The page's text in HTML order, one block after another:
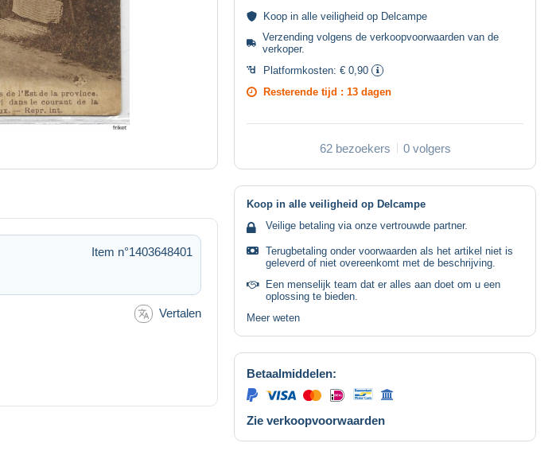
Koop in alle veiligheid op Delcampe
Verzending volgens deverkoopvoorwaarden van de
verkoper.
Platformkosten: € 0,90
Resterende tijd : 13 dagen
62 bezoekers 0 volgers
Item n°1403648401
Vertalen
Koop in alle veiligheid op Delcampe
Veilige betaling via onze vertrouwde partner.
Terugbetaling onder voorwaarden als het artikel niet is
geleverd of niet overeenkomt met de beschrijving.
Een menselijk team dat er alles aan doet om u een
oplossing te bieden.
Meer weten
Betaalmiddelen:
Zie verkoopvoorwaarden